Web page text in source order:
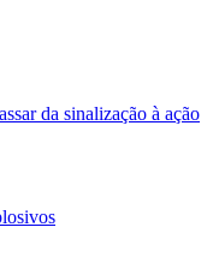
da sinalização à ação